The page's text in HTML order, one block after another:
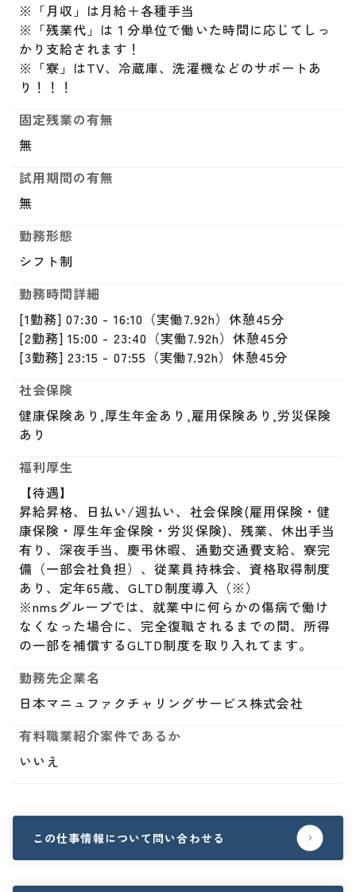
※「月収」は月給＋各種手当
※「残業代」は１分単位で働いた時間に応じてしっ
かり支給されます！
※「寮」はTV、冷蔵庫、洗濯機などのサポートあ
り！！！
固定残業の有無
無
試用期間の有無
無
勤務形態
シフト制
勤務時間詳細
[1勤務] 07:30 - 16:10（実働7.92h）休憩45分
[2勤務] 15:00 - 23:40（実働7.92h）休憩45分
[3勤務] 23:15 - 07:55（実働7.92h）休憩45分
社会保険
健康保険あり,厚生年金あり,雇用保険あり,労災保険
あり
福利厚生
【待遇】
昇給昇格、日払い/週払い、社会保険(雇用保険・健
康保険・厚生年金保険・労災保険)、残業、休出手当
有り、深夜手当、慶弔休暇、通勤交通費支給、寮完
備（一部会社負担）、従業員持株会、資格取得制度
あり、定年65歳、GLTD制度導入（※）
※nmsグループでは、就業中に何らかの傷病で働け
なくなった場合に、完全復職されるまでの間、所得
の一部を補償するGLTD制度を取り入れてます。
勤務先企業名
日本マニュファクチャリングサービス株式会社
有料職業紹介案件であるか
いいえ
この仕事情報について問い合わせる